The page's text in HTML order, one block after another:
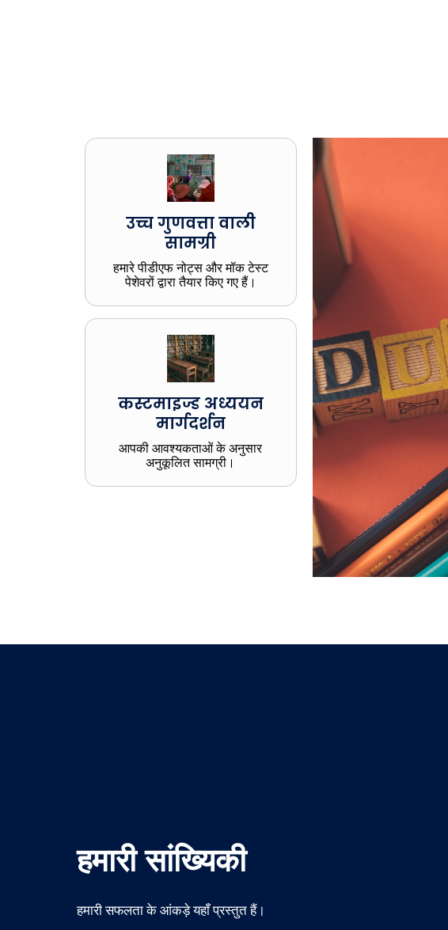
उच्च गुणवत्ता वाली
सामग्री
हमारे पीडीएफ नोट्स और मॉक टेस्ट
पेशेवरों द्वारा तैयार किए गए हैं।
कस्टमाइज्ड अध्ययन
मार्गदर्शन
आपकी आवश्यकताओं के अनुसार
अनुकूलित सामग्री।
हमारी सांख्यिकी
हमारी सफलता के आंकड़े यहाँ प्रस्तुत हैं।